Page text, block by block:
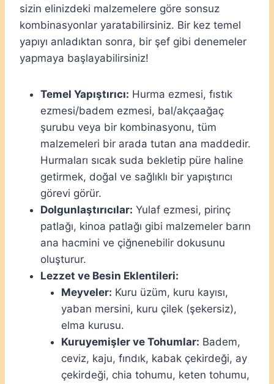
sizin elinizdeki malzemelere göre sonsuz
kombinasyonlar yaratabilirsiniz. Bir kez temel
yapıyı anladıktan sonra, bir şef gibi denemeler
yapmaya başlayabilirsiniz!
Temel Yapıştırıcı: Hurma ezmesi, fıstık
ezmesi/badem ezmesi, bal/akçaağaç
şurubu veya bir kombinasyonu, tüm
malzemeleri bir arada tutan ana maddedir.
Hurmaları sıcak suda bekletip püre haline
getirmek, doğal ve sağlıklı bir yapıştırıcı
görevi görür.
Dolgunlaştırıcılar: Yulaf ezmesi, pirinç
patlağı, kinoa patlağı gibi malzemeler barın
ana hacmini ve çiğnenebilir dokusunu
oluşturur.
Lezzet ve Besin Eklentileri:
Meyveler: Kuru üzüm, kuru kayısı,
yaban mersini, kuru çilek (şekersiz),
elma kurusu.
Kuruyemişler ve Tohumlar: Badem,
ceviz, kaju, fındık, kabak çekirdeği, ay
çekirdeği, chia tohumu, keten tohumu,